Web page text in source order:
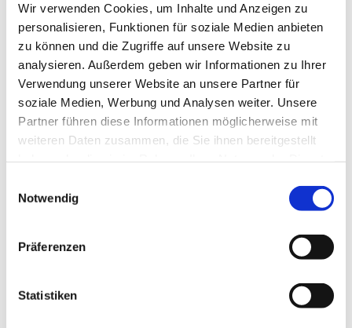
Wir verwenden Cookies, um Inhalte und Anzeigen zu
personalisieren, Funktionen für soziale Medien anbieten
zu können und die Zugriffe auf unsere Website zu
analysieren. Außerdem geben wir Informationen zu Ihrer
Verwendung unserer Website an unsere Partner für
soziale Medien, Werbung und Analysen weiter. Unsere
Partner führen diese Informationen möglicherweise mit
weiteren Daten zusammen, die Sie ihnen bereitgestellt
Notwendig
Präferenzen
Statistiken
Gottesdienste
Alte Kirche in Not
Bildergalerien